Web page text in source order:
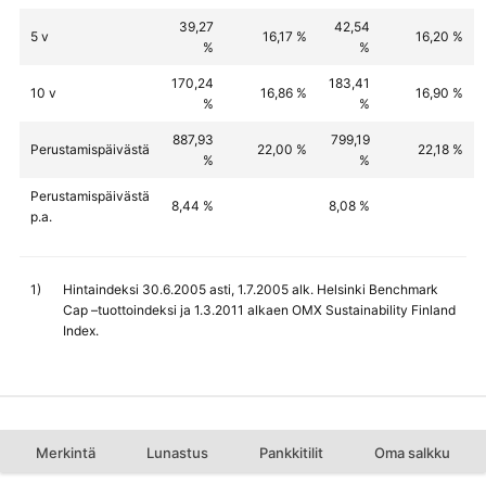
5 v
39,27
%
16,17 %
42,54
%
16,20 %
10 v
170,24
%
16,86 %
183,41
%
16,90 %
Perustamispäivästä
887,93
%
22,00 %
799,19
%
22,18 %
Perustamispäivästä
p.a.
8,44 % 8,08 %
1)
Hintaindeksi 30.6.2005 asti, 1.7.2005 alk. Helsinki Benchmark
Cap –tuottoindeksi ja 1.3.2011 alkaen OMX Sustainability Finland
Index.
Merkintä Lunastus Pankkitilit Oma salkku